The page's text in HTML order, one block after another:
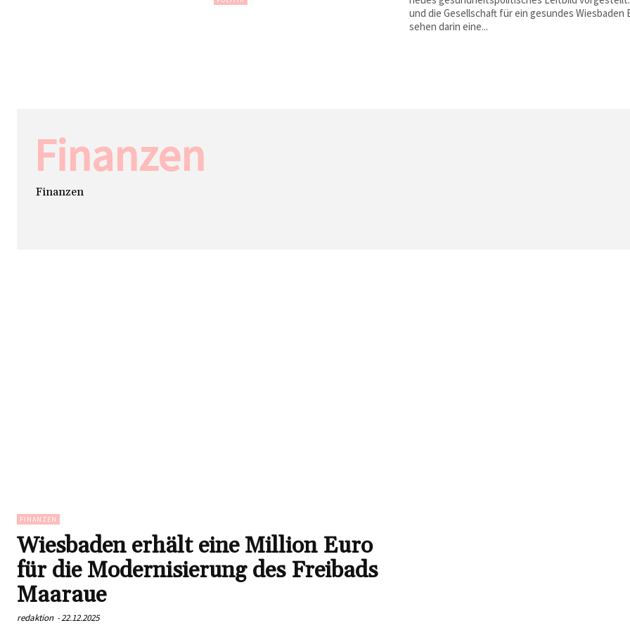
und die Gesellschaft für ein gesundes Wiesbaden
sehen darin eine...
Finanzen
Finanzen
FINANZEN
Wiesbaden erhält eine Million Euro
für die Modernisierung des Freibads
Maaraue
redaktion -22.12.2025